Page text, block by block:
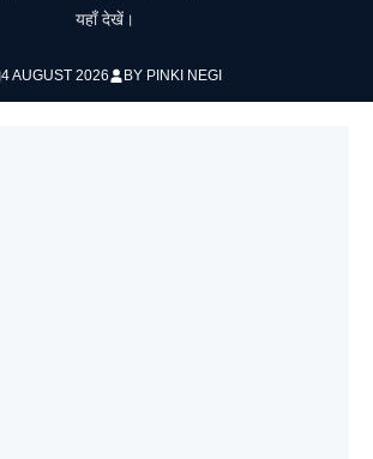
यहाँ देखें।
4 AUGUST 2026 BY PINKI NEGI